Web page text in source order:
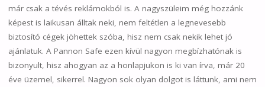
már csak a tévés reklámokból is. A nagyszüleim még hozzánk
képest is laikusan álltak neki, nem feltétlen a legnevesebb
biztosító cégek jöhettek szóba, hisz nem csak nekik lehet jó
ajánlatuk. A Pannon Safe ezen kívül nagyon megbízhatónak is
bizonyult, hisz ahogyan az a honlapjukon is ki van írva, már 20
éve üzemel, sikerrel. Nagyon sok olyan dolgot is láttunk, ami nem